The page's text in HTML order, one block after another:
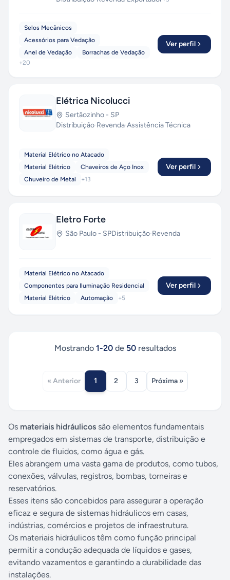
Selos Mecânicos
Acessórios para Vedação
Anel de Vedação
Borrachas de Vedação
+20
Ver perfil
Elétrica Nicolucci
Sertãozinho - SP
Distribuição·Revenda·Assistência Técnica
Material Elétrico no Atacado
Material Elétrico
Chaveiros de Aço Inox
Chuveiro de Metal
+13
Ver perfil
Eletro Forte
São Paulo - SPDistribuição·Revenda
Material Elétrico no Atacado
Componentes para Iluminação Residencial
Material Elétrico
Automação +5
Ver perfil
Mostrando 1-20de 50resultados
« Anterior 1 2 3 Próxima »
Os materiais hidráulicos são elementos fundamentais
empregados em sistemas de transporte, distribuição e
controle de fluidos, como água e gás.
Eles abrangem uma vasta gama de produtos, como tubos,
conexões, válvulas, registros, bombas, torneiras e
reservatórios.
Esses itens são concebidos para assegurar a operação
eficaz e segura de sistemas hidráulicos em casas,
indústrias, comércios e projetos de infraestrutura.
Os materiais hidráulicos têm como função principal
permitir a condução adequada de líquidos e gases,
evitando vazamentos e garantindo a durabilidade das
instalações.